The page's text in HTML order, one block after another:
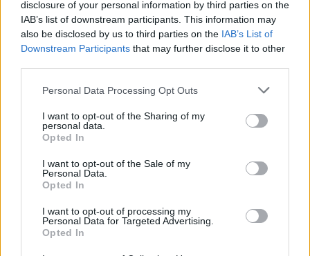
disclosure of your personal information by third parties on the
IAB’s list of downstream participants. This information may
also be disclosed by us to third parties on the IAB’s List of
Downstream Participants that may further disclose it to other
Personal Data Processing Opt Outs
I want to opt-out of the Sharing of my
personal data.
Opted In
I want to opt-out of the Sale of my
Personal Data.
Opted In
I want to opt-out of processing my
Personal Data for Targeted Advertising.
Opted In
Ähnliche Rezepte
Lungenstrudelsuppe
Leicht
Glutenfreie Frittaten
Leicht
Grießnockerl mit Parmesan
Leicht
Schinkenschöberl
Leicht